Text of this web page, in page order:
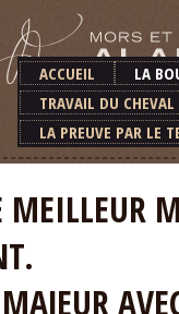
ACCUEIL
LA
TRAVAIL DU
LA PREUVE PAR LE